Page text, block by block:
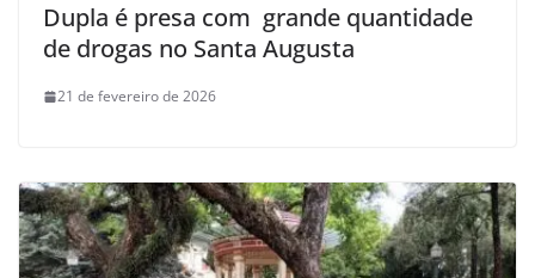
Dupla é presa com grande quantidade
de drogas no Santa Augusta
21 de fevereiro de 2026